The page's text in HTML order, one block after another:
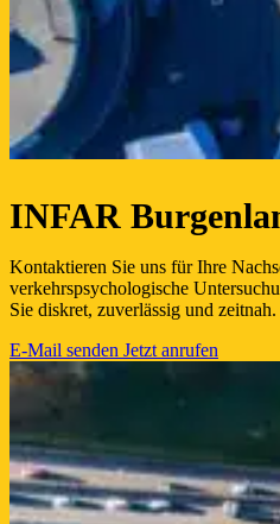
INFAR
Kontaktieren Sie uns für Ihre
verkehrspsychologische
Sie diskret, zuverlässig und zeitnah.
E-Mail senden Jetzt anrufen